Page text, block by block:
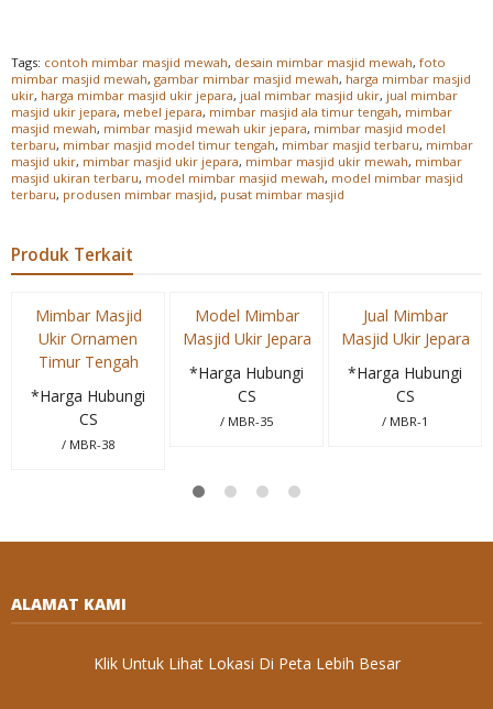
Tags: contoh mimbar masjid mewah, desain mimbar masjid mewah, foto
mimbar masjid mewah, gambar mimbar masjid mewah, harga mimbar masjid
ukir, harga mimbar masjid ukir jepara, jual mimbar masjid ukir, jual mimbar
masjid ukir jepara, mebel jepara, mimbar masjid ala timur tengah, mimbar
masjid mewah, mimbar masjid mewah ukir jepara, mimbar masjid model
terbaru, mimbar masjid model timur tengah, mimbar masjid terbaru, mimbar
masjid ukir, mimbar masjid ukir jepara, mimbar masjid ukir mewah, mimbar
masjid ukiran terbaru, model mimbar masjid mewah, model mimbar masjid
terbaru, produsen mimbar masjid, pusat mimbar masjid
Produk Terkait
Mimbar Masjid
Ukir Ornamen
Timur Tengah
*Harga Hubungi
CS
/ MBR-38
Model Mimbar
Masjid Ukir Jepara
*Harga Hubungi
CS
/ MBR-35
Jual Mimbar
Masjid Ukir Jepara
*Harga Hubungi
CS
/ MBR-1
ALAMAT KAMI
Klik Untuk Lihat Lokasi Di Peta Lebih Besar